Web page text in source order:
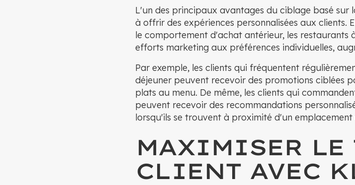
L'un des principaux avantages du ciblage basé sur
à offrir des expériences personnalisées aux clients.
le comportement d'achat antérieur, les restaurants
efforts marketing aux préférences individuelles,
Par exemple, les clients qui fréquentent
déjeuner peuvent recevoir des promotions ciblées
plats au menu. De même, les clients qui
peuvent recevoir des recommandations
lorsqu'ils se trouvent à proximité d'un emplacement
MAXIMISER LE
CLIENT AVEC